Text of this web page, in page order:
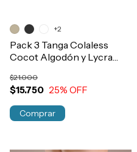
Pack 3 Tanga Colaless
Cocot Algodón y Lycra
$15.750
$21.000
25% OFF
+2
Comprar